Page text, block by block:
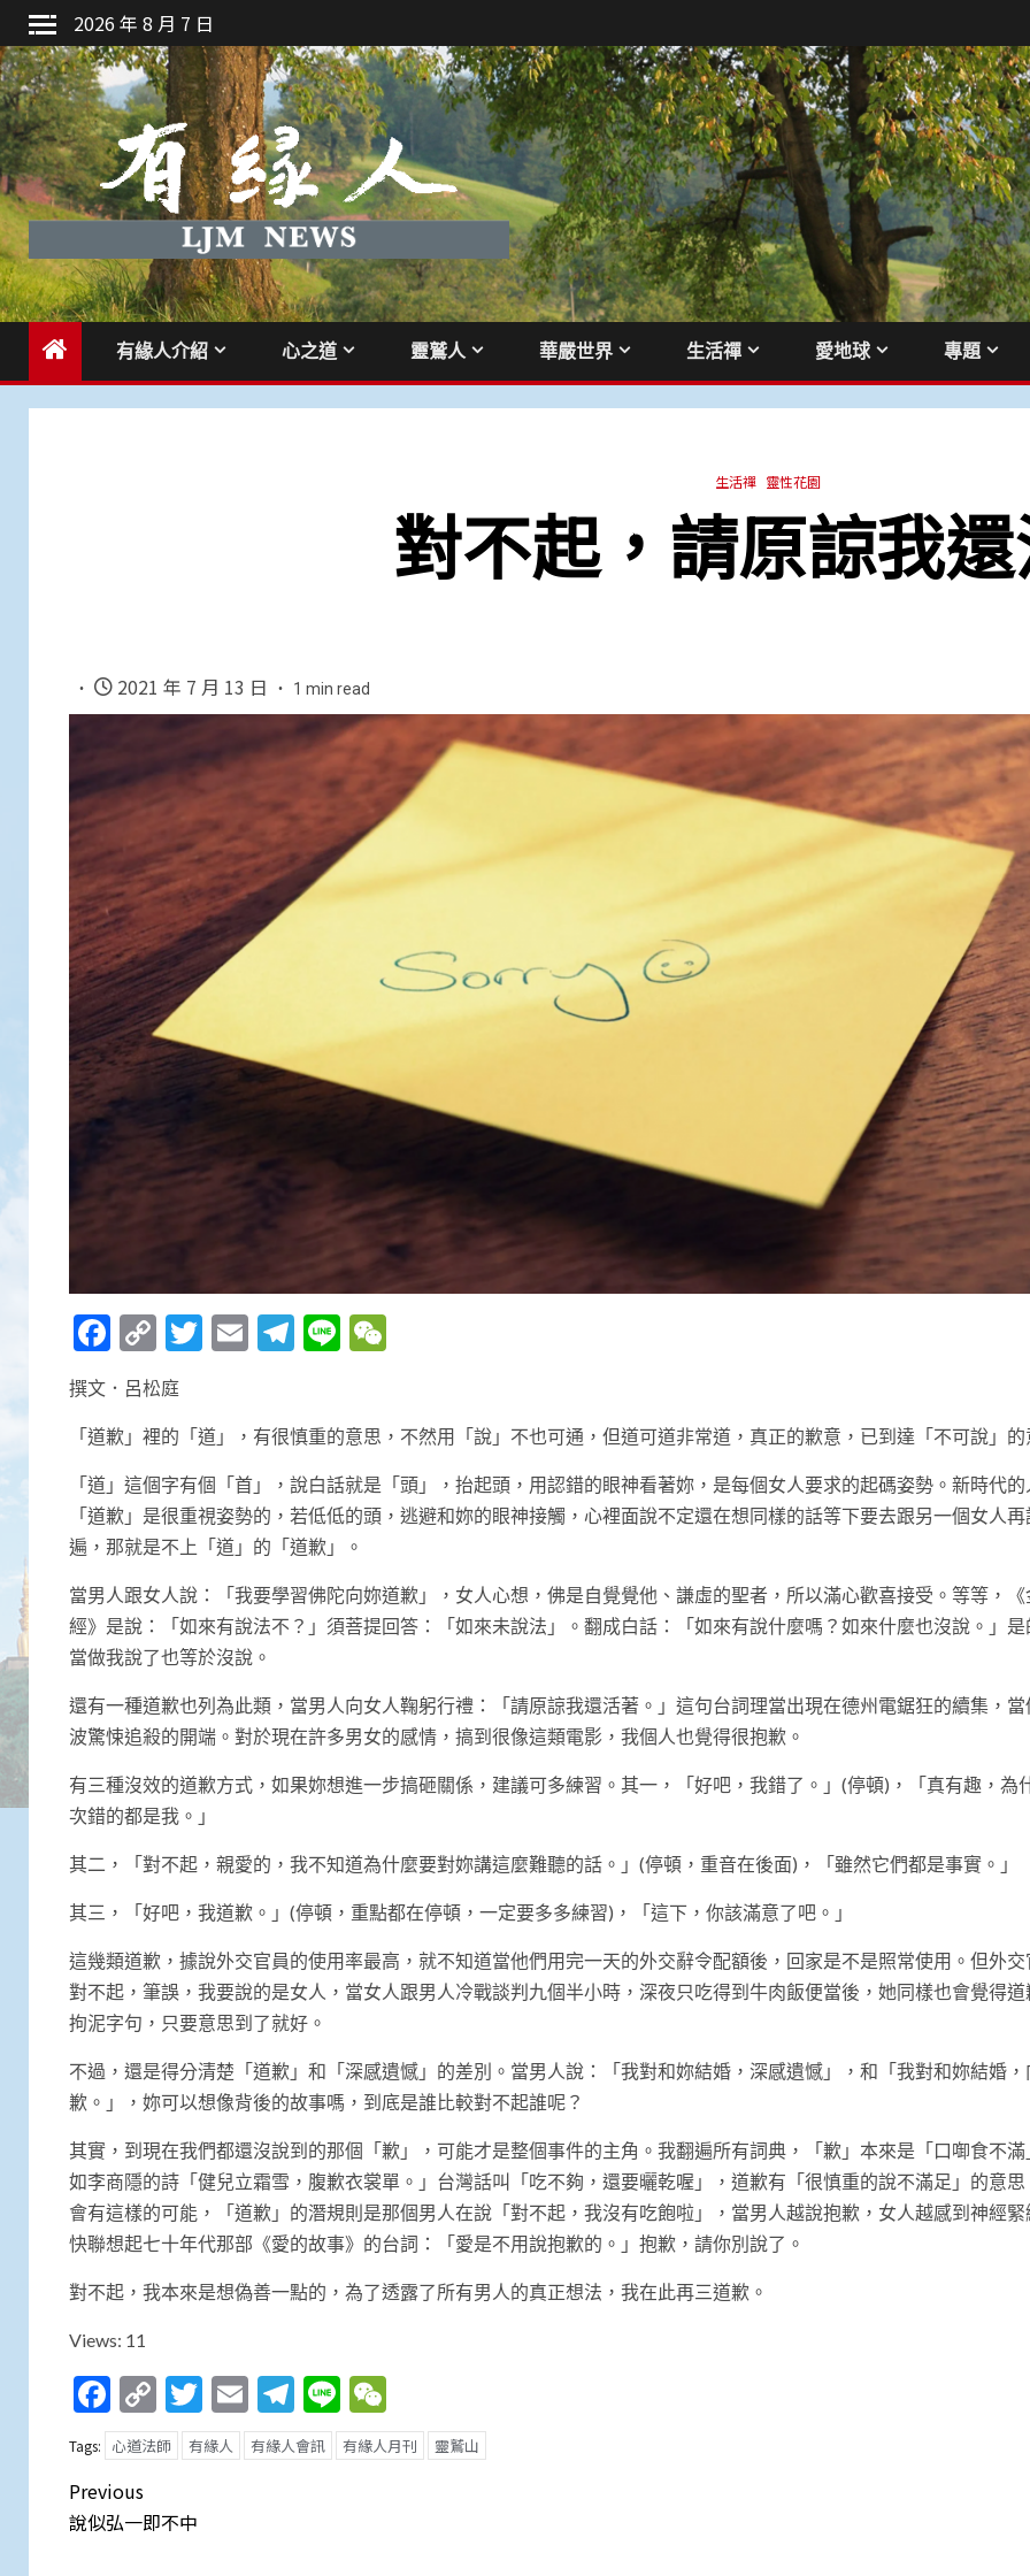
Skip
to
content
2026 年 8 月 7 日
有緣人介紹 心之道 靈鷲人 華嚴世界 生活禪 愛地球 專題
生活禪 靈性花園
對不起，請原諒我
2021 年 7 月 13 日 1 min read
Facebook
Copy
Link
Twitter
EmailTelegram
Line
撰文．呂松庭
「道歉」裡的「道」，有很慎重的意思，不然用「說」不也可通，但道可道非常道，真正的歉意，已到達「不可說」
「道」這個字有個「首」，說白話就是「頭」，抬起頭，用認錯的眼神看著妳，是每個女人要求的起碼姿勢。新時代
「道歉」是很重視姿勢的，若低低的頭，逃避和妳的眼神接觸，心裡面說不定還在想同樣的話等下要去跟另一個女人再
遍，那就是不上「道」的「道歉」。
當男人跟女人說：「我要學習佛陀向妳道歉」，女人心想，佛是自覺覺他、謙虛的聖者，所以滿心歡喜接受。等等，《
經》是說：「如來有說法不？」須菩提回答：「如來未說法」。翻成白話：「如來有說什麼嗎？如來什麼也沒說。」是
當做我說了也等於沒說。
還有一種道歉也列為此類，當男人向女人鞠躬行禮：「請原諒我還活著。」這句台詞理當出現在德州電鋸狂的續集，當
波驚悚追殺的開端。對於現在許多男女的感情，搞到很像這類電影，我個人也覺得很抱歉。
有三種沒效的道歉方式，如果妳想進一步搞砸關係，建議可多練習。其一，「好吧，我錯了。」(停頓)，「真有趣，為
次錯的都是我。」
其二，「對不起，親愛的，我不知道為什麼要對妳講這麼難聽的話。」(停頓，重音在後面)，「雖然它們都是事實。」
其三，「好吧，我道歉。」(停頓，重點都在停頓，一定要多多練習)，「這下，你該滿意了吧。」
這幾類道歉，據說外交官員的使用率最高，就不知道當他們用完一天的外交辭令配額後，回家是不是照常使用。但外
對不起，筆誤，我要說的是女人，當女人跟男人冷戰談判九個半小時，深夜只吃得到牛肉飯便當後，她同樣也會覺得道
拘泥字句，只要意思到了就好。
不過，還是得分清楚「道歉」和「深感遺憾」的差別。當男人說：「我對和妳結婚，深感遺憾」，和「我對和妳結婚
歉。」，妳可以想像背後的故事嗎，到底是誰比較對不起誰呢？
其實，到現在我們都還沒說到的那個「歉」，可能才是整個事件的主角。我翻遍所有詞典，「歉」本來是「口啣食不滿
如李商隱的詩「健兒立霜雪，腹歉衣裳單。」台灣話叫「吃不夠，還要曬乾喔」，道歉有「很慎重的說不滿足」的意思
會有這樣的可能，「道歉」的潛規則是那個男人在說「對不起，我沒有吃飽啦」，當男人越說抱歉，女人越感到神經
快聯想起七十年代那部《愛的故事》的台詞：「愛是不用說抱歉的。」抱歉，請你別說了。
對不起，我本來是想偽善一點的，為了透露了所有男人的真正想法，我在此再三道歉。
Views: 11
Facebook
Copy
Link
Twitter
EmailTelegram
Line
Tags: 心道法師 有緣人 有緣人會訊 有緣人月刊 靈鷲山
Post
navigation
Previous
說似弘一即不中